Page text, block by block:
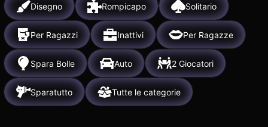
Disegno Rompicapo Solitario
Per Ragazzi Inattivi Per Ragazze
Spara Bolle Auto 2 Giocatori
Sparatutto Tutte le categorie